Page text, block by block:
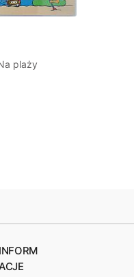
plaży
INFORM